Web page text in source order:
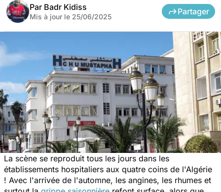
Par Badr Kidiss
Mis à jour le 25/06/2025
Partager
La scène se reproduit tous les jours dans les
établissements hospitaliers aux quatre coins de l'Algérie
! Avec l'arrivée de l'automne, les angines, les rhumes et